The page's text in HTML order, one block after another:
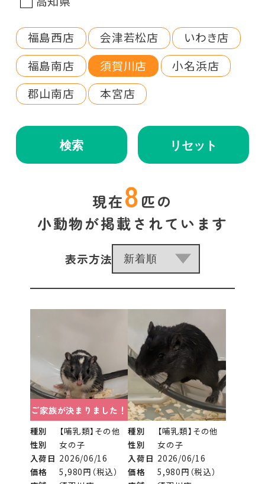
福島西店 会津若松店
いわき店
福島南店
須賀川店
小名浜店
郡山南店
本宮店
検索 リセット
現在8 匹の
小動物が掲載されています
表示方法
ご家族が決まりました！
種別
【哺乳類】その他
性別
女の子
入荷日 2026/06/16
価格
5,980円（税込）
種別
【哺乳類】その他
性別
女の子
入荷日 2026/06/16
価格
5,980円（税込）